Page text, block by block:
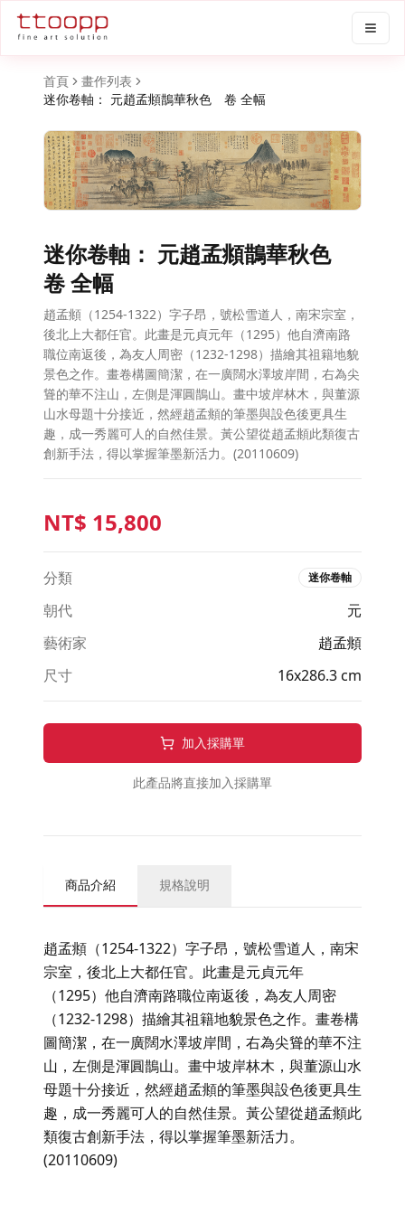
首頁
畫作列表
迷你卷軸： 元趙孟頫鵲華秋色 卷 全幅
迷你卷軸： 元趙孟頫鵲華秋色
卷 全幅
趙孟頫（1254-1322）字子昂，號松雪道人，南宋宗室，
後北上大都任官。此畫是元貞元年（1295）他自濟南路
職位南返後，為友人周密（1232-1298）描繪其祖籍地貌
景色之作。畫卷構圖簡潔，在一廣闊水澤坡岸間，右為尖
聳的華不注山，左側是渾圓鵲山。畫中坡岸林木，與董源
山水母題十分接近，然經趙孟頫的筆墨與設色後更具生
趣，成一秀麗可人的自然佳景。黃公望從趙孟頫此類復古
創新手法，得以掌握筆墨新活力。(20110609)
NT$ 15,800
分類 迷你卷軸
朝代
元
藝術家
趙孟頫
尺寸
16x286.3 cm
加入採購單
此產品將直接加入採購單
商品介紹 規格說明
趙孟頫（1254-1322）字子昂，號松雪道人，南宋
宗室，後北上大都任官。此畫是元貞元年
（1295）他自濟南路職位南返後，為友人周密
（1232-1298）描繪其祖籍地貌景色之作。畫卷構
圖簡潔，在一廣闊水澤坡岸間，右為尖聳的華不注
山，左側是渾圓鵲山。畫中坡岸林木，與董源山水
母題十分接近，然經趙孟頫的筆墨與設色後更具生
趣，成一秀麗可人的自然佳景。黃公望從趙孟頫此
類復古創新手法，得以掌握筆墨新活力。
(20110609)